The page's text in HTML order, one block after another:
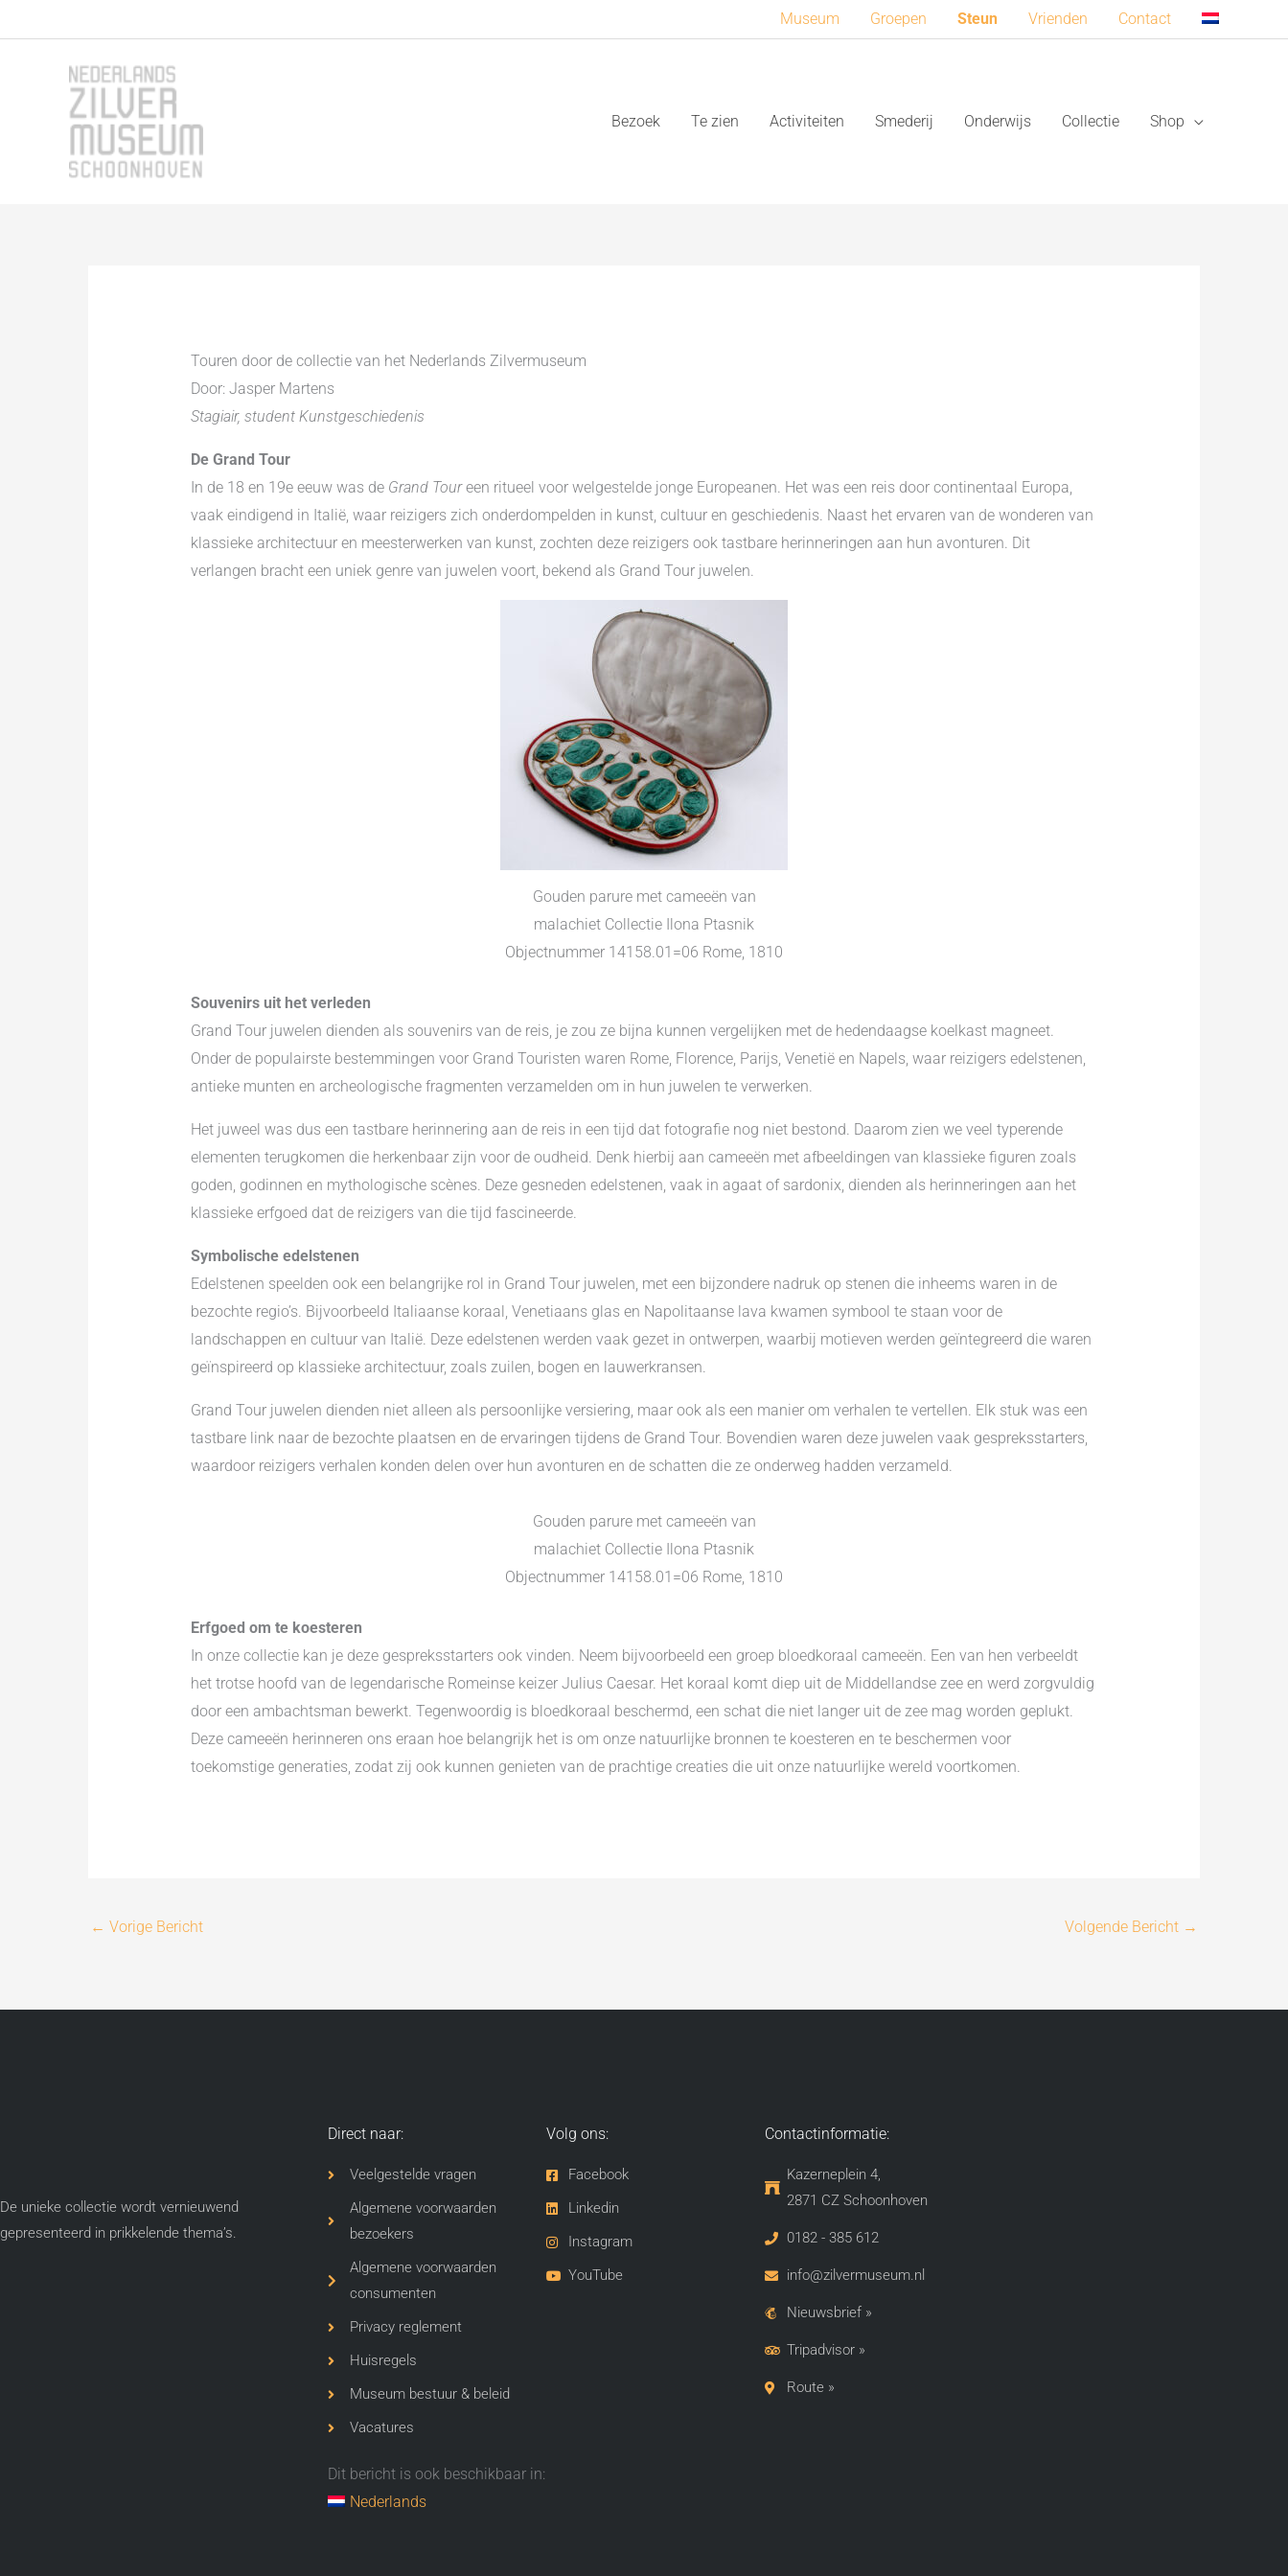
naar
Museum Groepen Steun Vrienden Contact
Bezoek Te zien Activiteiten Smederij Onderwijs Collectie Shop
Touren door de collectie van het Nederlands Zilvermuseum
Door: Jasper Martens
Stagiair, student Kunstgeschiedenis
De Grand Tour
In de 18 en 19e eeuw was de Grand Toureen ritueel voor welgestelde jonge Europeanen. Het was een reis door continentaal Europa,
vaak eindigend in Italië, waar reizigers zich onderdompelden in kunst, cultuur en geschiedenis. Naast het ervaren van de wonderen van
klassieke architectuur en meesterwerken van kunst, zochten deze reizigers ook tastbare herinneringen aan hun avonturen. Dit
verlangen bracht een uniek genre van juwelen voort, bekend als Grand Tour juwelen.
Gouden parure met cameeën van
malachiet Collectie Ilona Ptasnik
Objectnummer 14158.01=06 Rome, 1810
Souvenirs uit het verleden
Grand Tour juwelen dienden als souvenirs van de reis, je zou ze bijna kunnen vergelijken met de hedendaagse koelkast magneet.
Onder de populairste bestemmingen voor Grand Touristen waren Rome, Florence, Parijs, Venetië en Napels, waar reizigers edelstenen,
antieke munten en archeologische fragmenten verzamelden om in hun juwelen te verwerken.
Het juweel was dus een tastbare herinnering aan de reis in een tijd dat fotografie nog niet bestond. Daarom zien we veel typerende
elementen terugkomen die herkenbaar zijn voor de oudheid. Denk hierbij aan cameeën met afbeeldingen van klassieke figuren zoals
goden, godinnen en mythologische scènes. Deze gesneden edelstenen, vaak in agaat of sardonix, dienden als herinneringen aan het
klassieke erfgoed dat de reizigers van die tijd fascineerde.
Symbolische edelstenen
Edelstenen speelden ook een belangrijke rol in Grand Tour juwelen, met een bijzondere nadruk op stenen die inheems waren in de
bezochte regio’s. Bijvoorbeeld Italiaanse koraal, Venetiaans glas en Napolitaanse lava kwamen symbool te staan voor de
landschappen en cultuur van Italië. Deze edelstenen werden vaak gezet in ontwerpen, waarbij motieven werden geïntegreerd die waren
geïnspireerd op klassieke architectuur, zoals zuilen, bogen en lauwerkransen.
Grand Tour juwelen dienden niet alleen als persoonlijke versiering, maar ook als een manier om verhalen te vertellen. Elk stuk was een
tastbare link naar de bezochte plaatsen en de ervaringen tijdens de Grand Tour. Bovendien waren deze juwelen vaak gespreksstarters,
waardoor reizigers verhalen konden delen over hun avonturen en de schatten die ze onderweg hadden verzameld.
Gouden parure met cameeën van
malachiet Collectie Ilona Ptasnik
Objectnummer 14158.01=06 Rome, 1810
Erfgoed om te koesteren
In onze collectie kan je deze gespreksstarters ook vinden. Neem bijvoorbeeld een groep bloedkoraal cameeën. Een van hen verbeeldt
het trotse hoofd van de legendarische Romeinse keizer Julius Caesar. Het koraal komt diep uit de Middellandse zee en werd zorgvuldig
door een ambachtsman bewerkt. Tegenwoordig is bloedkoraal beschermd, een schat die niet langer uit de zee mag worden geplukt.
Deze cameeën herinneren ons eraan hoe belangrijk het is om onze natuurlijke bronnen te koesteren en te beschermen voor
toekomstige generaties, zodat zij ook kunnen genieten van de prachtige creaties die uit onze natuurlijke wereld voortkomen.
← Vorige Bericht Volgende Bericht →
De unieke collectie wordt vernieuwend
gepresenteerd in prikkelende thema’s​.
Direct naar:
Veelgestelde vragen
Algemene voorwaarden
bezoekers
Algemene voorwaarden
consumenten
Privacy reglement
Huisregels
Museum bestuur & beleid
Vacatures
Dit bericht is ook beschikbaar in:
Nederlands
Volg ons:
Facebook
Linkedin
Instagram
YouTube
Contactinformatie:
Kazerneplein 4,
2871 CZ Schoonhoven​
0182 - 385 612
info@zilvermuseum.nl
Nieuwsbrief »
Tripadvisor »
Route »